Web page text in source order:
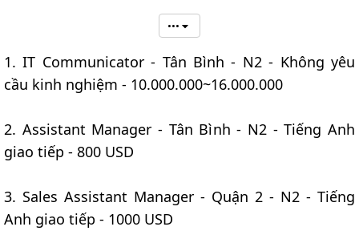
•••
1. IT Communicator - Tân Bình - N2 - Không yêu
cầu kinh nghiệm - 10.000.000~16.000.000
2. Assistant Manager - Tân Bình - N2 - Tiếng Anh
giao tiếp - 800 USD
3. Sales Assistant Manager - Quận 2 - N2 - Tiếng
Anh giao tiếp - 1000 USD